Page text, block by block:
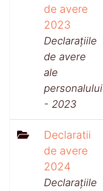
de avere
2023
Declarațiile
de avere
ale
personalului
- 2023
Declaratii
de avere
2024
Declarațiile